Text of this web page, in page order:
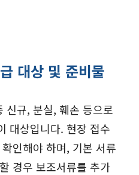
대상 및 준비물
신규, 분실, 훼손 등으로
대상입니다. 현장 접수
인해야 하며, 기본 서류
경우 보조서류를 추가